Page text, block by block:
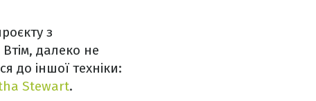
з
далеко не
до іншої техніки:
Stewart.